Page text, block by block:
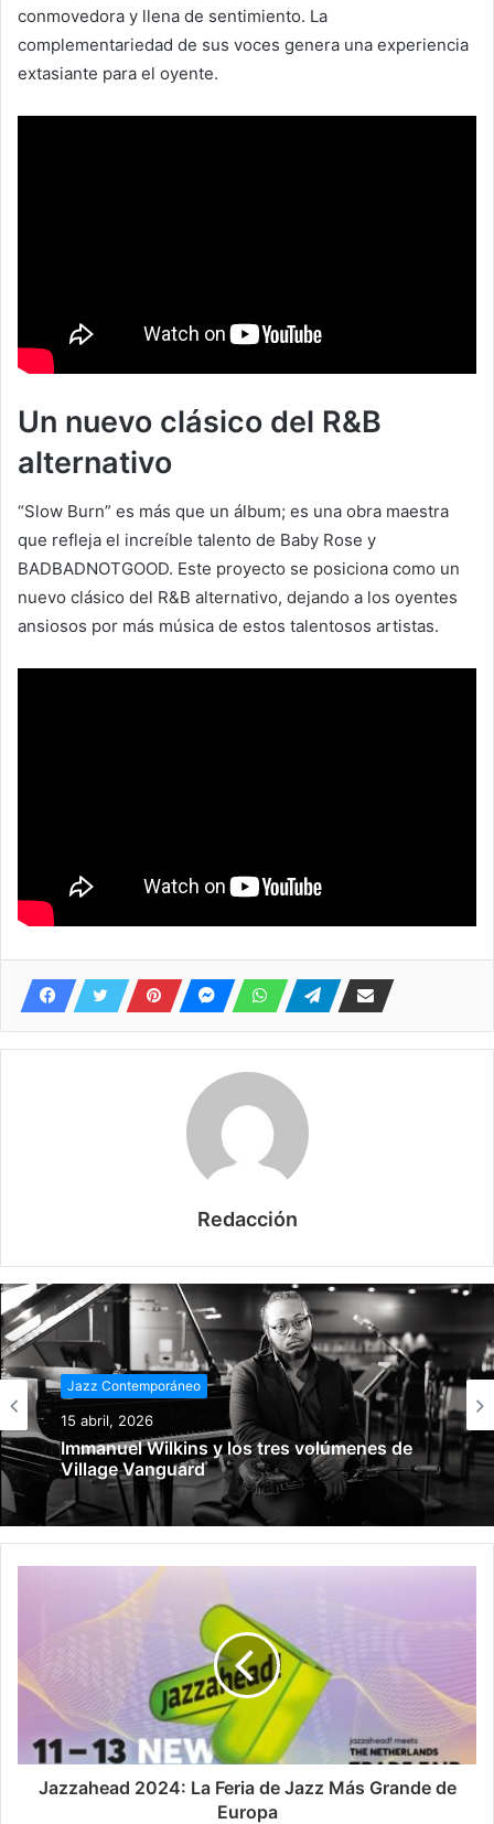
conmovedora y llena de sentimiento. La
complementariedad de sus voces genera una experiencia
extasiante para el oyente.
Un nuevo clásico del R&B
alternativo
“Slow Burn” es más que un álbum; es una obra maestra
que refleja el increíble talento de Baby Rose y
BADBADNOTGOOD. Este proyecto se posiciona como un
nuevo clásico del R&B alternativo, dejando a los oyentes
ansiosos por más música de estos talentosos artistas.
Redacción
Jazz Contemporáneo
15 abril, 2026
Immanuel Wilkins y los tres volúmenes de
Village Vanguard
Jazz Contemporáneo
15 marzo, 2026
Del jazz al beat digital
Jazzahead 2024: La Feria de Jazz Más Grande de
Europa